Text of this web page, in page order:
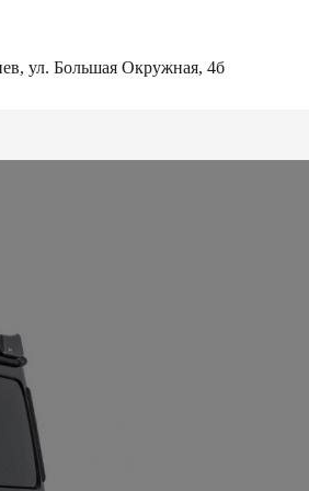
ул. Большая Окружная, 4б